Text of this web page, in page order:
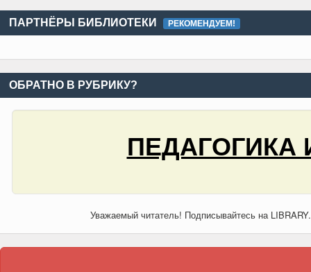
ПАРТНЁРЫ БИБЛИОТЕКИ РЕКОМЕНДУЕМ!
ОБРАТНО В РУБРИКУ?
ПЕДАГОГИКА
Уважаемый читатель! Подписывайтесь на